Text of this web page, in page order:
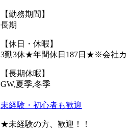
【勤務期間】
長期
【休日・休暇】
3勤3休★年間休日187日★※会社カ
【長期休暇】
GW,夏季,冬季
未経験・初心者も歓迎
★未経験の方、歓迎！！